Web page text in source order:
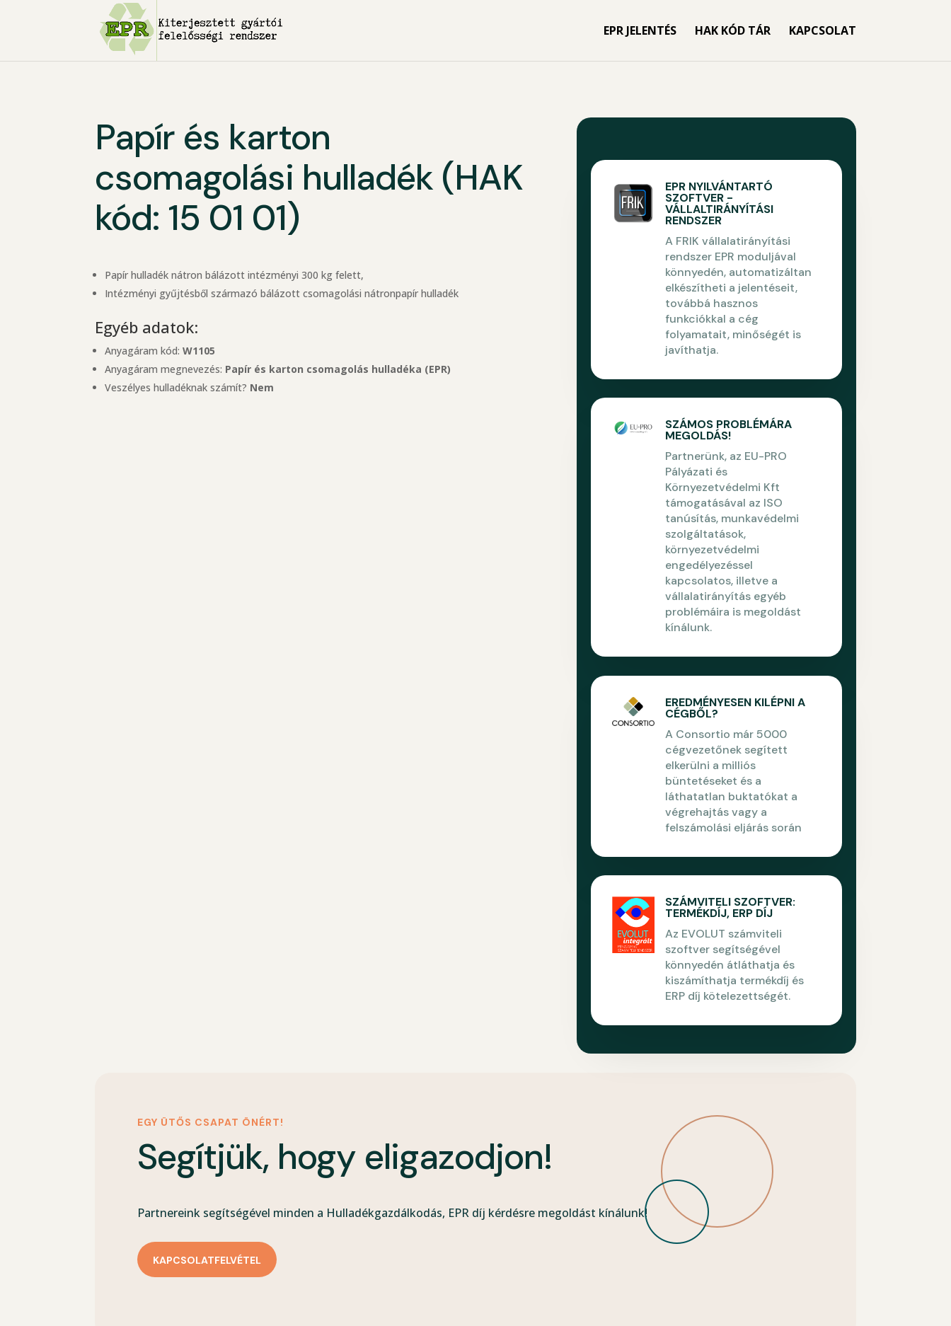
EPR JELENTÉS HAK KÓD TÁR KAPCSOLAT
Papír és karton
csomagolási hulladék (HAK
kód: 15 01 01)
Papír hulladék nátron bálázott intézményi 300 kg felett,
Intézményi gyűjtésből származó bálázott csomagolási nátronpapír hulladék
Egyéb adatok:
Anyagáram kód:W1105
Anyagáram megnevezés: Papír és karton csomagolás hulladéka (EPR)
Veszélyes hulladéknak számít? Nem
EPR NYILVÁNTARTÓ
SZOFTVER -
VÁLLALTIRÁNYÍTÁSI
RENDSZER
A FRIK vállalatirányítási
rendszer EPR moduljával
könnyedén, automatizáltan
elkészítheti a jelentéseit,
továbbá hasznos
funkciókkal a cég
folyamatait, minőségét is
javíthatja.
SZÁMOS PROBLÉMÁRA
MEGOLDÁS!
Partnerünk, az EU-PRO
Pályázati és
Környezetvédelmi Kft
támogatásával az ISO
tanúsítás, munkavédelmi
szolgáltatások,
környezetvédelmi
engedélyezéssel
kapcsolatos, illetve a
vállalatirányítás egyéb
problémáira is megoldást
kínálunk.
EREDMÉNYESEN KILÉPNI A
CÉGBŐL?
A Consortio már 5000
cégvezetőnek segített
elkerülni a milliós
büntetéseket és a
láthatatlan buktatókat a
végrehajtás vagy a
felszámolási eljárás során
SZÁMVITELI SZOFTVER:
TERMÉKDÍJ, ERP DÍJ
Az EVOLUT számviteli
szoftver segítségével
könnyedén átláthatja és
kiszámíthatja termékdíj és
ERP díj kötelezettségét.
EGY ÜTŐS CSAPAT ÖNÉRT!
Segítjük, hogy eligazodjon!
Partnereink segítségével minden a Hulladékgazdálkodás, EPR díj kérdésre megoldást kínálunk!
KAPCSOLATFELVÉTEL